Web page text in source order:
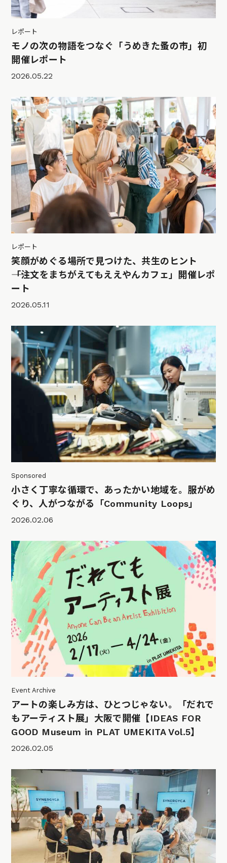
レポート
モノの次の物語をつなぐ「うめきた蚤の市」初
開催レポート
2026.05.22
レポート
笑顔がめぐる場所で見つけた、共生のヒント
――「注文をまちがえてもええやんカフェ」開催レポ
ート
2026.05.11
Sponsored
小さく丁寧な循環で、あったかい地域を。服がめ
ぐり、人がつながる「Community Loops」
2026.02.06
Event Archive
アートの楽しみ方は、ひとつじゃない。「だれで
もアーティスト展」大阪で開催【IDEAS FOR
GOOD Museum in PLAT UMEKITA Vol.5】
2026.02.05